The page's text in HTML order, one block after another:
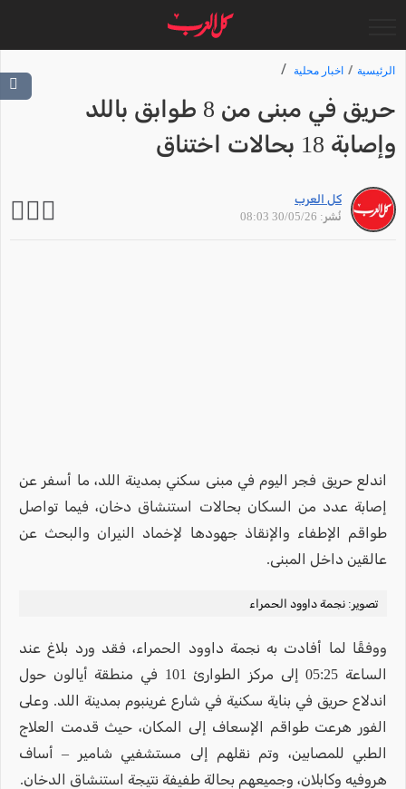
الرئيسية اخبار محلية
حريق في مبنى من 8 طوابق باللد
وإصابة 18 بحالات اختناق
كل العرب
نُشر: 30/05/26 08:03
اندلع حريق فجر اليوم في مبنى سكني بمدينة اللد، ما أسفر عن
إصابة عدد من السكان بحالات استنشاق دخان، فيما تواصل
طواقم الإطفاء والإنقاذ جهودها لإخماد النيران والبحث عن
عالقين داخل المبنى.
تصوير: نجمة داوود الحمراء
ووفقًا لما أفادت به نجمة داوود الحمراء، فقد ورد بلاغ عند
الساعة 05:25 إلى مركز الطوارئ 101 في منطقة أيالون حول
اندلاع حريق في بناية سكنية في شارع غرينبوم بمدينة اللد. وعلى
الفور هرعت طواقم الإسعاف إلى المكان، حيث قدمت العلاج
الطبي للمصابين، وتم نقلهم إلى مستشفيي شامير – أساف
هروفيه وكابلان، وجميعهم بحالة طفيفة نتيجة استنشاق الدخان.